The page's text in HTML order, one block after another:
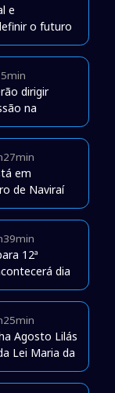
e
o futuro
dirigir
na
em
de Naviraí
12ª
dia
Agosto Lilás
Lei Maria da